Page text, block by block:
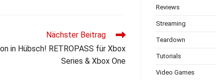
Nächster Beitrag
in Hübsch! RETROPASS für Xbox
Series & Xbox One
Reviews
Streaming
Teardown
Tutorials
Video Games